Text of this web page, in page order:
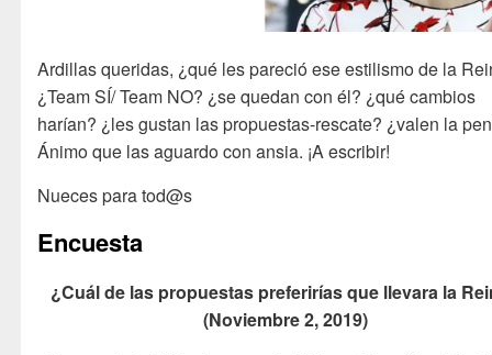
Ardillas queridas, ¿qué les pareció ese estilismo de la
¿Team SÍ/ Team NO? ¿se quedan con él? ¿qué cambios
harían? ¿les gustan las propuestas-rescate? ¿valen la
Ánimo que las aguardo con ansia. ¡A escribir!
Nueces para tod@s
Encuesta
¿Cuál de las propuestas preferirías que llevara la
(Noviembre 2, 2019)